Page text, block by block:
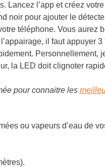
Lancez l’app et créez
noir pour ajouter le
téléphone. Vous aurez
il faut appuyer
Personnellement,
la LED doit clignoter
pour connaitre les
ou vapeurs d’eau de